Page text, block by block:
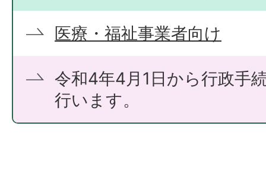
医療・福祉事業者向け
令和4年4月1日から行政手
行います。